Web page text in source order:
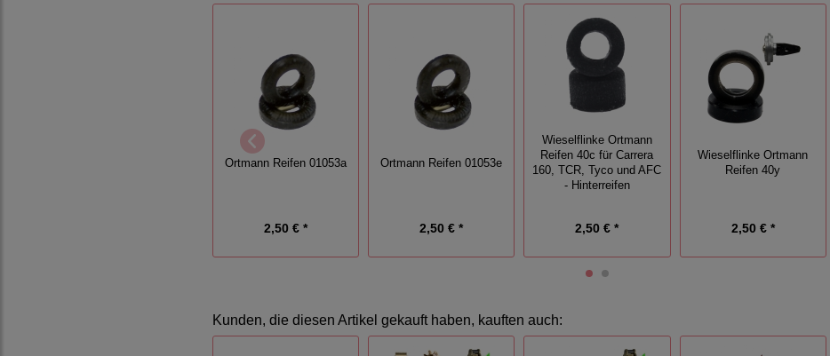
Ortmann Reifen 01053a
2,50 € *
Ortmann Reifen 01053e
2,50 € *
Wieselflinke Ortmann
Reifen 40c für Carrera
160, TCR, Tyco und AFC
- Hinterreifen
2,50 € *
Wieselflinke Ortmann
Reifen 40y
2,50 € *
Kunden, die diesen Artikel gekauft haben, kauften auch: